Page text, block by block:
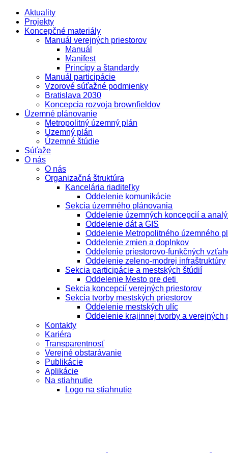
Aktuality
Projekty
Koncepčné materiály
Manuál verejných priestorov
Manuál
Manifest
Princípy a štandardy
Manuál participácie
Vzorové súťažné podmienky
Bratislava 2030
Koncepcia rozvoja brownfieldov
Územné plánovanie
Metropolitný územný plán
Územný plán
Územné štúdie
Súťaže
O nás
O nás
Organizačná štruktúra
Kancelária riaditeľky
Oddelenie komunikácie
Sekcia územného plánovania
Oddelenie územných koncepcií a
Oddelenie dát a GIS
Oddelenie Metropolitného územného
Oddelenie zmien a doplnkov
Oddelenie priestorovo-funkčných
Oddelenie zeleno-modrej infraštruktúry
Sekcia participácie a mestských štúdií
Oddelenie Mesto pre deti
Sekcia koncepcií verejných priestorov
Sekcia tvorby mestských priestorov
Oddelenie mestských ulíc
Oddelenie krajinnej tvorby a verejných
Kontakty
Kariéra
Transparentnosť
Verejné obstarávanie
Publikácie
Aplikácie
Na stiahnutie
Logo na stiahnutie